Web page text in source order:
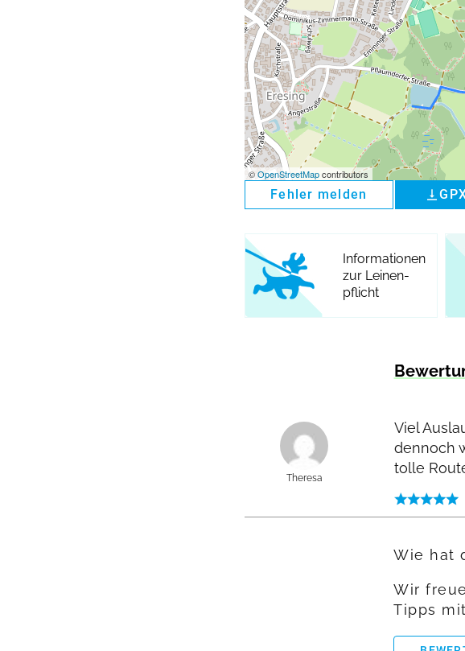
©OpenStreetMapcontributors
Fehler melden vertical_align_bottom
Informationen
zur Leinen-
pflicht
Theresa
Viel
dennoch
tolle
Wie hat
Wir
Tipps